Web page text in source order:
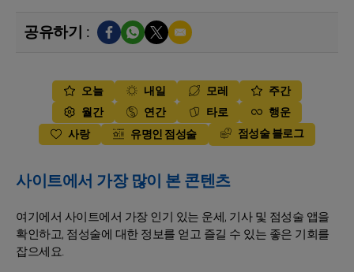
공유하기 :
오늘 내일 모레
주간
월간
연간 타로
행운
사랑
유명인 점성술 점성술 블로그
사이트에서 가장 많이 본 콘텐츠
여기에서 사이트에서 가장 인기 있는 운세, 기사 및 점성술 앱을
확인하고, 점성술에 대한 정보를 얻고 즐길 수 있는 좋은 기회를
잡으세요.